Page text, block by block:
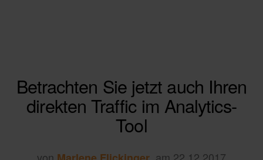
Betrachten Sie jetzt auch Ihren
direkten Traffic im Analytics-
Tool